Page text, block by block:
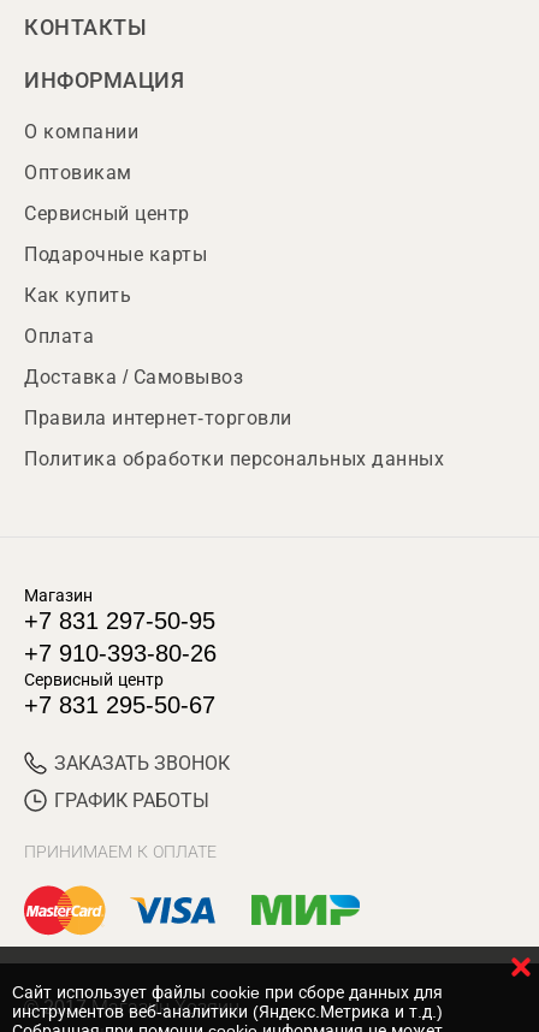
КОНТАКТЫ
ИНФОРМАЦИЯ
О компании
Оптовикам
Сервисный центр
Подарочные карты
Как купить
Оплата
Доставка / Самовывоз
Правила интернет-торговли
Политика обработки персональных данных
Магазин
+7 831 297-50-95
+7 910-393-80-26
Сервисный центр
+7 831 295-50-67
ЗАКАЗАТЬ ЗВОНОК
ГРАФИК РАБОТЫ
ПРИНИМАЕМ К ОПЛАТЕ
© 2017 Магазин Хозяин
Cайт использует файлы cookie при сборе данных для
инструментов веб-аналитики (Яндекс.Метрика и т.д.)